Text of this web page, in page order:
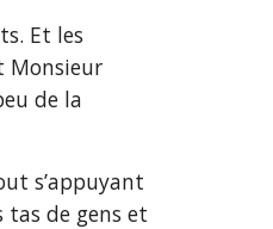
Et les
Monsieur
de la
s’appuyant
tas de gens et